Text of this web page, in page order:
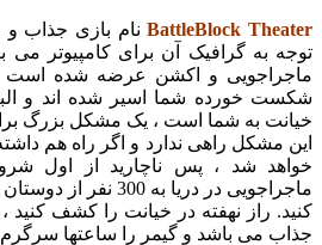
BattleBlock Theaterنام بازی جذاب و
توجه به گرافیک آن برای کامپیوتر
ماجراجویی و اکشن عرضه شده است
شکست خورده شما اسیر شده اند و
خیانت به شما است ، یک مشکل بزرگ
این مشکل راهی ندارد و اگر راه هم
خواهد شد ، پس ناچارید از اول
ماجراجویی در دریا به
کنید. راز نهفته در خیانت را کشف کنید ،
جذاب می باشد و گیمر را ساعتها